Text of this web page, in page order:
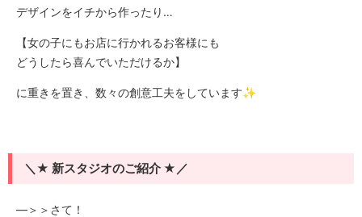
デザインをイチから作ったり…
【女の子にもお店に行かれるお客様にも
どうしたら喜んでいただけるか】
に重きを置き、数々の創意工夫をしています✨
＼★ 新スタジオのご紹介 ★／
―＞＞さて！